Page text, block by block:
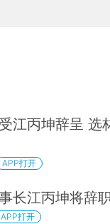
江丙坤辞呈 选
APP打开
长江丙坤将辞
APP打开